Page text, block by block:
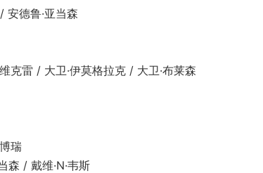
德鲁·亚当森
雷 / 大卫·伊莫格拉克 / 大卫·布莱森
瑞
/ 戴维·N·韦斯